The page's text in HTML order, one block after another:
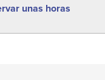
unas horas